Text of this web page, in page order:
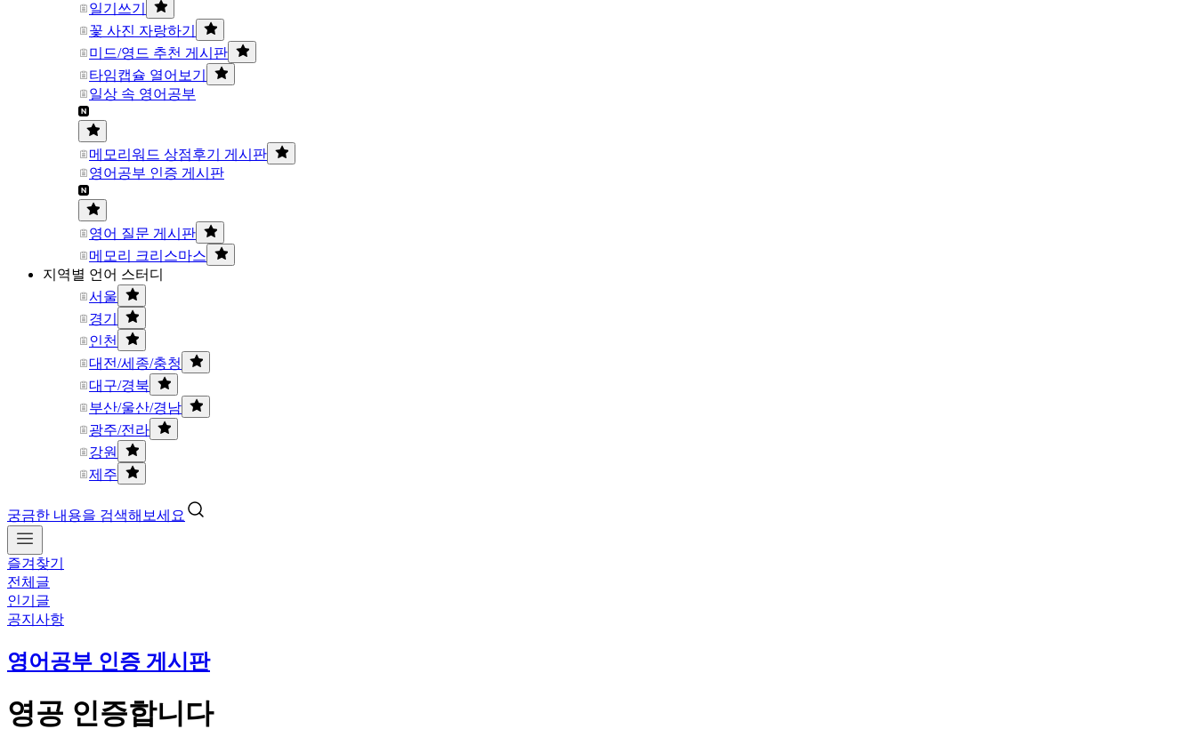
일기쓰기
꽃 사진 자랑하기
미드/영드 추천 게시판
타임캡슐 열어보기
일상 속 영어공부
메모리워드 상점후기 게시판
영어공부 인증 게시판
영어 질문 게시판
메모리 크리스마스
지역별 언어 스터디
서울
경기
인천
대전/세종/충청
대구/경북
부산/울산/경남
광주/전라
강원
제주
궁금한 내용을 검색해보세요
즐겨찾기
전체글
인기글
공지사항
영어공부 인증 게시판
영공 인증합니다